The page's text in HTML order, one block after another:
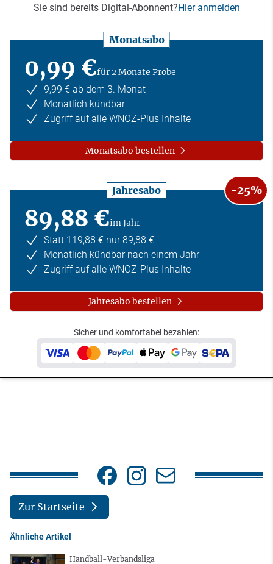
Sie sind bereits Digital-Abonnent?Hier anmelden
Monatsabo
0,99 €für 2 Monate Probe
9,99 € ab dem 3. Monat
Monatlich kündbar
Zugriff auf alle WNOZ-Plus Inhalte
Monatsabo bestellen
Jahresabo -25%
89,88 €im Jahr
Statt 119,88 € nur 89,88 €
Monatlich kündbar nach einem Jahr
Zugriff auf alle WNOZ-Plus Inhalte
Jahresabo bestellen
Sicher und komfortabel bezahlen:
Zur Startseite
Ähnliche Artikel
Handball-Verbandsliga